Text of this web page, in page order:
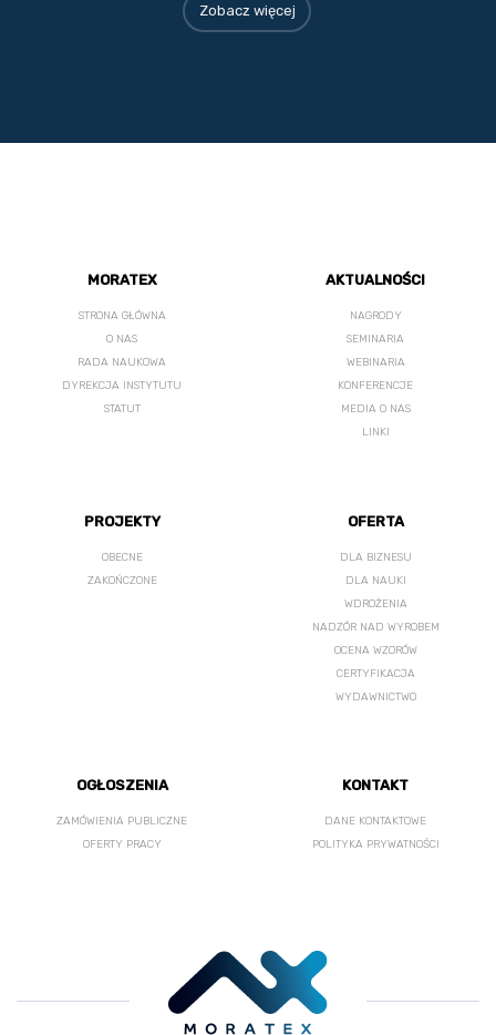
Zobacz więcej
MORATEX
STRONA GŁÓWNA
O NAS
RADA NAUKOWA
DYREKCJA INSTYTUTU
STATUT
AKTUALNOŚCI
NAGRODY
SEMINARIA
WEBINARIA
KONFERENCJE
MEDIA O NAS
LINKI
PROJEKTY
OBECNE
ZAKOŃCZONE
OFERTA
DLA BIZNESU
DLA NAUKI
WDROŻENIA
NADZÓR NAD WYROBEM
OCENA WZORÓW
CERTYFIKACJA
WYDAWNICTWO
OGŁOSZENIA
ZAMÓWIENIA PUBLICZNE
OFERTY PRACY
KONTAKT
DANE KONTAKTOWE
POLITYKA PRYWATNOŚCI